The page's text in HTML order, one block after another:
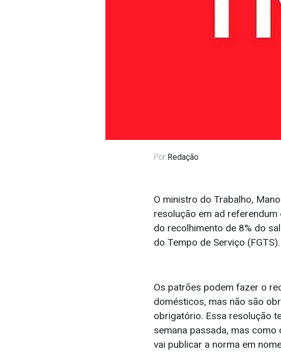
Por Redação
O ministro do Trabalho,
resolução em ad
do recolhimento de 8% do
do Tempo de Serviço (FGTS).
Os patrões podem fazer o
domésticos, mas não são
obrigatório. Essa resolução
semana passada, mas
vai publicar a norma em